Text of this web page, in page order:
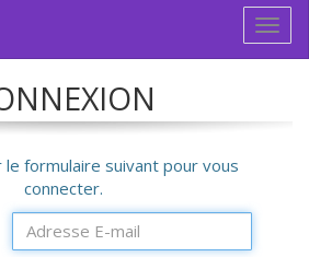
le formulaire suivant pour vous
connecter.